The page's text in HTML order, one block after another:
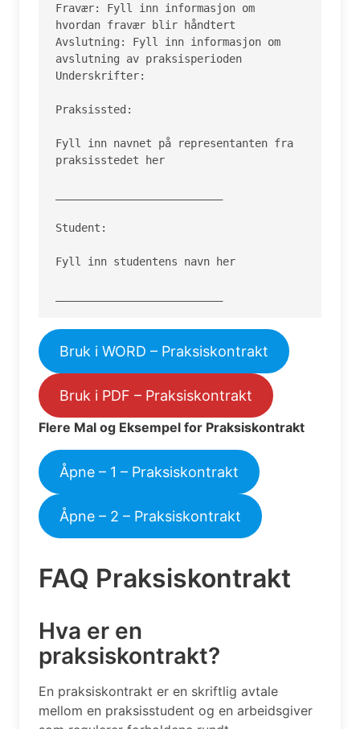
Fravær: Fyll inn informasjon om
hvordan fravær blir håndtert
Avslutning: Fyll inn informasjon om
avslutning av praksisperioden
Underskrifter:
Praksissted:
Fyll inn navnet på representanten fra
praksisstedet her
Student:
Fyll inn studentens navn her
Bruk i WORD – Praksiskontrakt
Bruk i PDF – Praksiskontrakt
Flere Mal og Eksempel for Praksiskontrakt
Åpne – 1 – Praksiskontrakt
Åpne – 2 – Praksiskontrakt
FAQ Praksiskontrakt
Hva er en
praksiskontrakt?
En praksiskontrakt er en skriftlig avtale
mellom en praksisstudent og en arbeidsgiver